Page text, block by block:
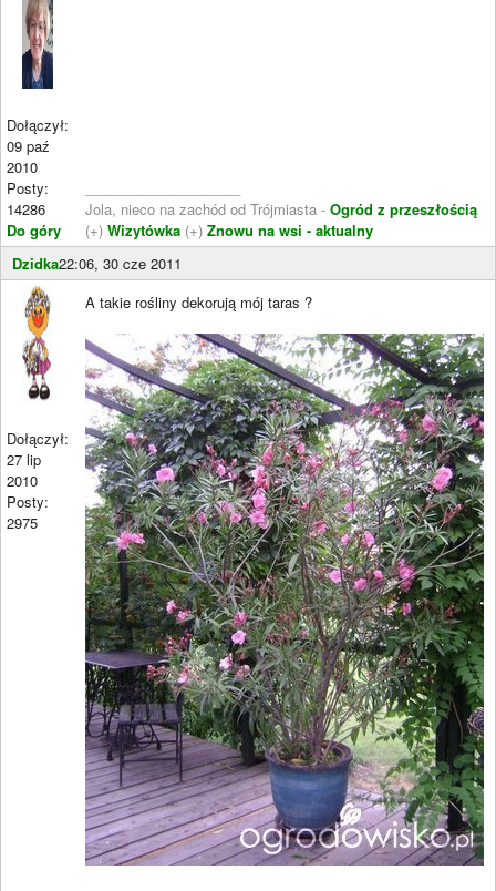
Dołączył:
09 paź
2010
Posty:
14286
Do góry
Jola, nieco na zachód od Trójmiasta - Ogród z przeszłością
(+) Wizytówka (+) Znowu na wsi - aktualny
Dzidka22:06, 30 cze 2011
Dołączył:
27 lip
2010
Posty:
2975
A takie rośliny dekorują mój taras ?